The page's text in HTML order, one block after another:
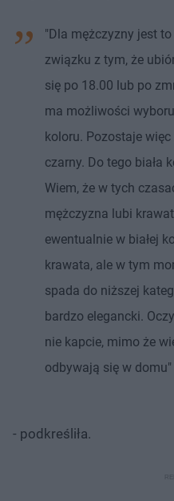
"Dla mężczyzny jest
związku z tym, że
się po 18.00 lub po
ma możliwości
koloru. Pozostaje
czarny. Do tego biała
Wiem, że w tych
mężczyzna lubi
ewentualnie w białej
krawata, ale w tym
spada do niższej
bardzo elegancki.
nie kapcie, mimo że
odbywają się w domu"
- podkreśliła.